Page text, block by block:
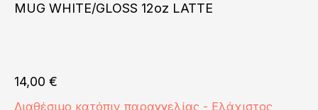
MUG WHITE/GLOSS 12oz LATTE
14,00 €
Διαθέσιμο κατόπιν παραγγελίας - Ελάχιστος